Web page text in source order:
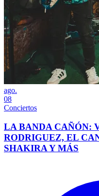
ago.
08
Conciertos
LA BANDA CAÑÓN:
RODRIGUEZ, EL
SHAKIRA Y MÁS